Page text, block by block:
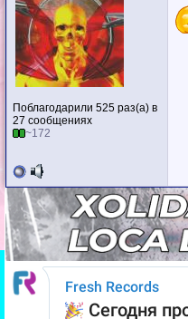
Поблагодарили 525 раз(а) в
27 сообщениях
~172